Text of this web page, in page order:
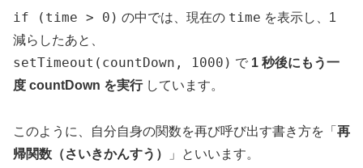
if (time > 0) の中では、現在の time を表示し、1
減らしたあと、
setTimeout(countDown, 1000) で 1 秒後にもう一
度 countDown を実行しています。
このように、自分自身の関数を再び呼び出す書き方を「 再
帰関数（さいきかんすう）
」といいます。